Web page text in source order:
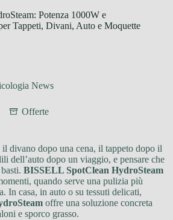
Potenza 1000W e
Tappeti, Divani, Auto e Moquette
News
Offerte
il divano dopo una cena, il tappeto dopo il
dell’auto dopo un viaggio, e pensare che
BISSELL SpotClean HydroSteam
quando serve una pulizia più
In casa, in auto o su tessuti delicati,
offre una soluzione concreta
e sporco grasso.